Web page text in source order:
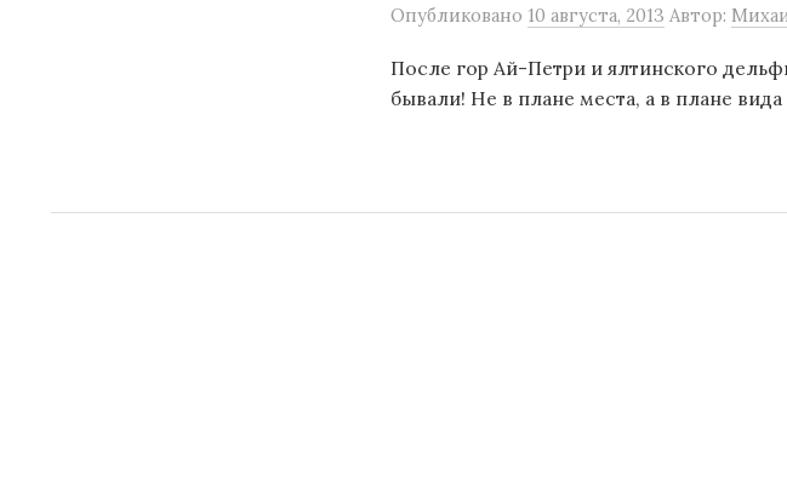
Опубликовано 10 августа, 2013 Автор:
После гор Ай-Петри и ялтинского
бывали! Не в плане места, а в плане